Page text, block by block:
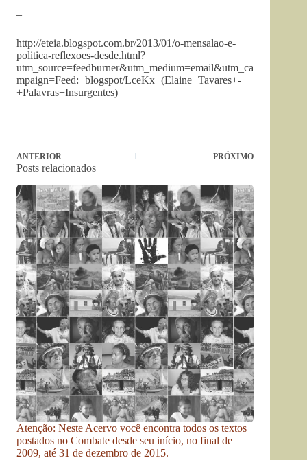
–
http://eteia.blogspot.com.br/2013/01/o-mensalao-e-
politica-reflexoes-desde.html?
utm_source=feedburner&utm_medium=email&utm_ca
mpaign=Feed:+blogspot/LceKx+(Elaine+Tavares+-
+Palavras+Insurgentes)
ANTERIOR PRÓXIMO
Posts relacionados
Atenção: Neste Acervo você encontra todos os textos
postados no Combate desde seu início, no final de
2009, até 31 de dezembro de 2015.